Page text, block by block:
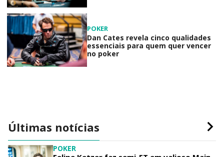
POKER
Dan Cates revela cinco qualidades
essenciais para quem quer vencer
no poker
Últimas notícias
POKER